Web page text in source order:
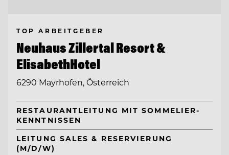
TOP ARBEITGEBER
Neuhaus Zillertal Resort &
ElisabethHotel
6290 Mayrhofen, Österreich
RESTAURANTLEITUNG MIT SOMMELIER-
KENNTNISSEN
LEITUNG SALES & RESERVIERUNG
(M/D/W)